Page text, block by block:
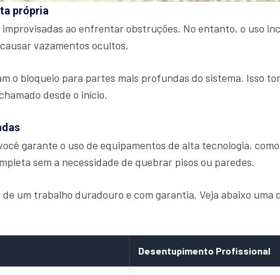
própria
ao enfrentar obstruções. No entanto, o uso
vazamentos ocultos.
o bloqueio para partes mais profundas do sistema. Isso
desde o início.
garante o uso de equipamentos de alta tecnologia,
sem a necessidade de quebrar pisos ou paredes.
um trabalho duradouro e com garantia. Veja abaixo uma
Desentupimento Profissional